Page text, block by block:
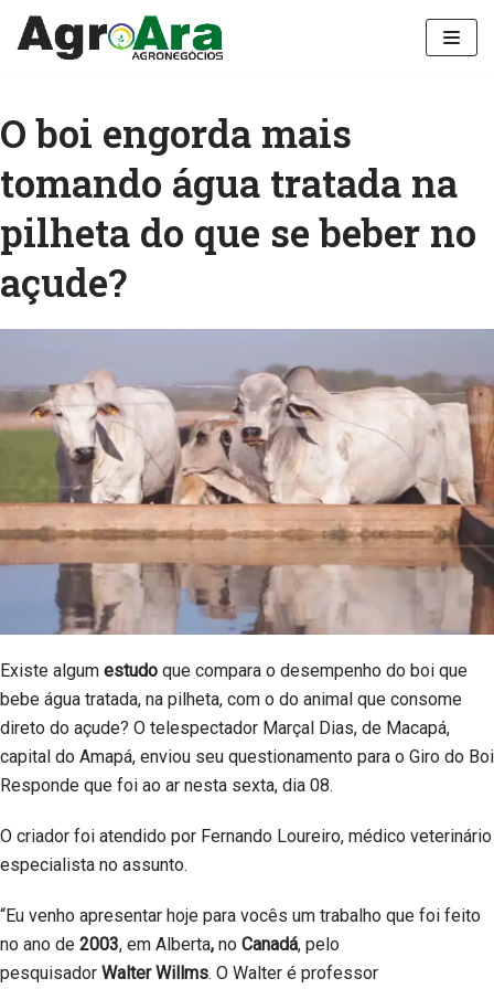
Pular
conteúdo
O boi engorda mais
tomando água tratada na
pilheta do que se beber no
açude?
Existe algum estudo que compara o desempenho do boi que
bebe água tratada, na pilheta, com o do animal que consome
direto do açude? O telespectador Marçal Dias, de Macapá,
capital do Amapá, enviou seu questionamento para o Giro do Boi
Responde que foi ao ar nesta sexta, dia 08.
O criador foi atendido por Fernando Loureiro, médico veterinário
especialista no assunto.
“Eu venho apresentar hoje para vocês um trabalho que foi feito
no ano de 2003, em Alberta, no Canadá, pelo
pesquisador Walter Willms. O Walter é professor